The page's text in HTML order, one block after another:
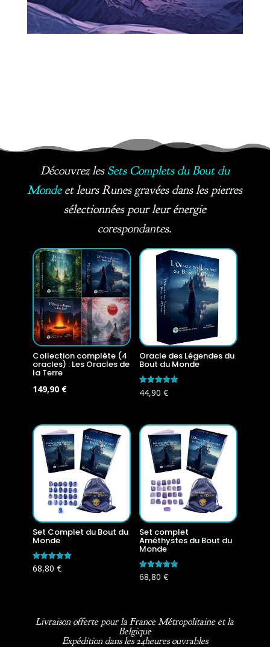
Découvrez les Sets Complets du Bout du
Mondeet leurs Runes gravées dans les pierres
sélectionnées pour leur énergie
corespondantes.
Collection complète (4
oracles) : Les Oracles de
la Terre
Le
était :
179,60 €.
149,90 €Le
est :
149,90 €.
Oracle des Légendes du
Bout du Monde
Note
5.00
44,90 €
Set Complet du Bout du
Monde
Note
5.00
68,80 €
Set complet
Améthystes du Bout du
Monde
Note
5.00
68,80 €
Livraison offerte pour la France Métropolitaine et la
Belgique
Expédition dans les 24heures ouvrables